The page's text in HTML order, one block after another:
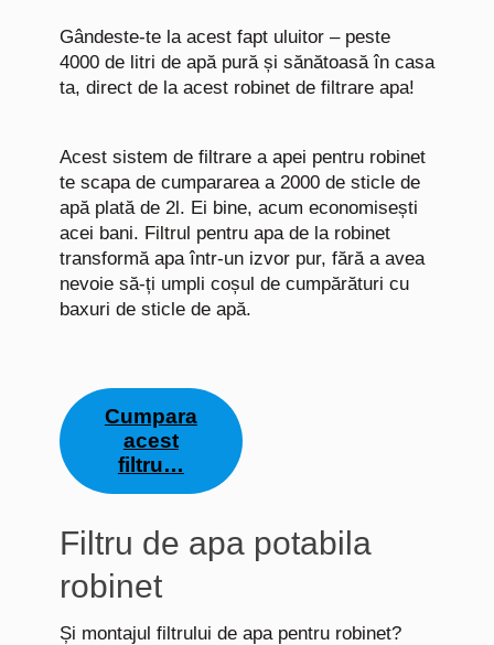
Gândeste-te la acest fapt uluitor – peste
4000 de litri de apă pură și sănătoasă în casa
ta, direct de la acest robinet de filtrare apa!
Acest sistem de filtrare a apei pentru robinet
te scapa de cumpararea a 2000 de sticle de
apă plată de 2l. Ei bine, acum economisești
acei bani. Filtrul pentru apa de la robinet
transformă apa într-un izvor pur, fără a avea
nevoie să-ți umpli coșul de cumpărături cu
baxuri de sticle de apă.
Cumpara
acest
filtru…
Filtru de apa potabila
robinet
Și montajul filtrului de apa pentru robinet?